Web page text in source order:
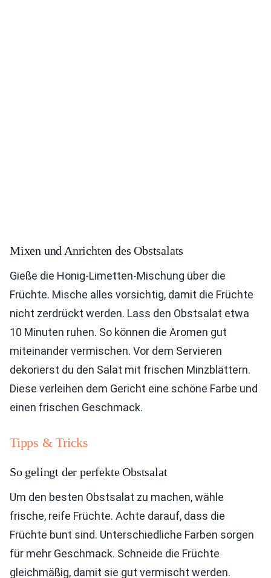
Mixen und Anrichten des Obstsalats
Gieße die Honig-Limetten-Mischung über die
Früchte. Mische alles vorsichtig, damit die Früchte
nicht zerdrückt werden. Lass den Obstsalat etwa
10 Minuten ruhen. So können die Aromen gut
miteinander vermischen. Vor dem Servieren
dekorierst du den Salat mit frischen Minzblättern.
Diese verleihen dem Gericht eine schöne Farbe und
einen frischen Geschmack.
Tipps & Tricks
So gelingt der perfekte Obstsalat
Um den besten Obstsalat zu machen, wähle
frische, reife Früchte. Achte darauf, dass die
Früchte bunt sind. Unterschiedliche Farben sorgen
für mehr Geschmack. Schneide die Früchte
gleichmäßig, damit sie gut vermischt werden.